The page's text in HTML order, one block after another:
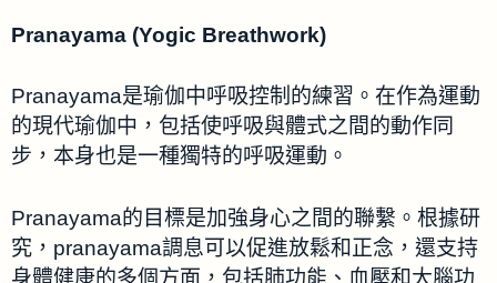
Pranayama (Yogic Breathwork)
Pranayama是瑜伽中呼吸控制的練習。在作為運動
的現代瑜伽中，包括使呼吸與體式之間的動作同
步，本身也是一種獨特的呼吸運動。
Pranayama的目標是加強身心之間的聯繫。根據研
究，pranayama調息可以促進放鬆和正念，還支持
身體健康的多個方面，包括肺功能、血壓和大腦功